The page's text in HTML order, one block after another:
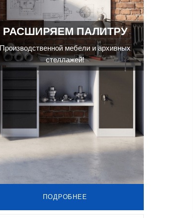
РАСШИРЯЕМ ПАЛИТРУ
Производственной мебели и архивных
стеллажей!
ПОДРОБНЕЕ